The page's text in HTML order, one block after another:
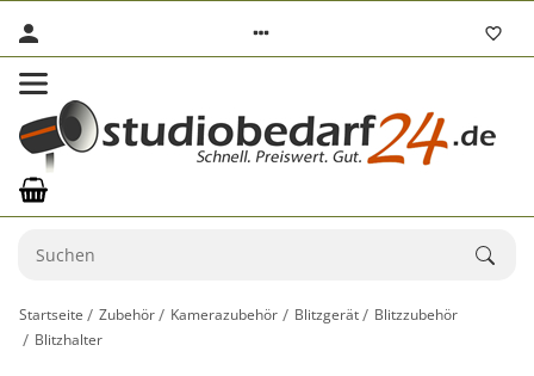
Startseite Zubehör Kamerazubehör Blitzgerät
Blitzzubehör
Blitzhalter